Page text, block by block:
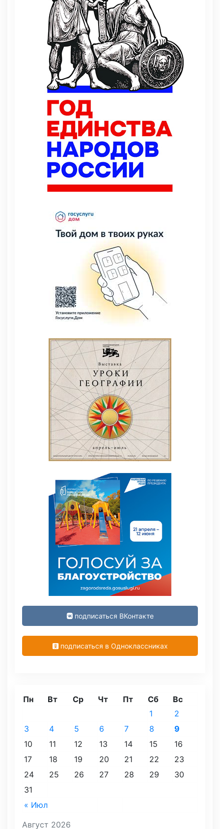
подписаться ВКонтакте
подписаться в Одноклассниках
Август 2026
Пн Вт Ср Чт Пт Сб Вс
« Июл
1
2
3
4 5 6 7 8
9
10
11 12 13 14 15
16
17
18 19 20 21 22
23
24
25 26 27 28 29
30
31